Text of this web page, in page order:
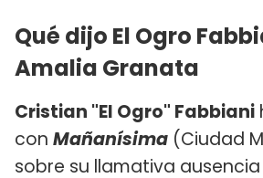
Qué dijo El Ogro
Amalia Granata
Cristian "El Ogro" Fabbiani
con Mañanísima (Ciudad
sobre su llamativa